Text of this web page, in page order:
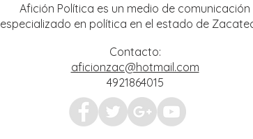
Afición Política es un medio de comunicación
especializado en política en el estado de
Contacto:
aficionzac@hotmail.com
4921864015